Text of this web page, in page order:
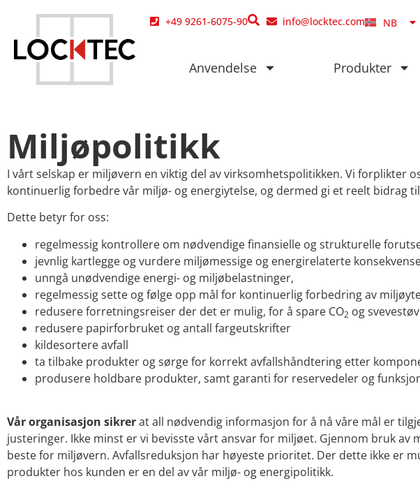
+49 9261-6075-90 info@locktec.com NB
DA
Anvendelse Produkter
Miljøpolitikk
I vårt selskap er miljøvern en viktig del av virksomhetspolitikken. Vi forplikter
kontinuerlig forbedre vår miljø- og energiytelse, og dermed gi et reelt bidrag
Dette betyr for oss:
regelmessig kontrollere om nødvendige finansielle og strukturelle
jevnlig kartlegge og vurdere miljømessige og energirelaterte
unngå unødvendige energi- og miljøbelastninger,
regelmessig sette og følge opp mål for kontinuerlig forbedring av
redusere forretningsreiser der det er mulig, for å spare CO2 og
redusere papirforbruket og antall fargeutskrifter
kildesortere avfall
ta tilbake produkter og sørge for korrekt avfallshåndtering etter
produsere holdbare produkter, samt garanti for reservedeler og
Vår organisasjon sikrerat all nødvendig informasjon for å nå våre mål er
justeringer. Ikke minst er vi bevisste vårt ansvar for miljøet. Gjennom bruk
beste for miljøvern. Avfallsreduksjon har høyeste prioritet. Der dette ikke er
produkter hos kunden er en del av vår miljø- og energipolitikk.